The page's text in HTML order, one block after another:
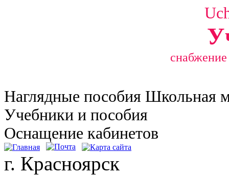
Наглядные пособия Школьная
Учебники и пособия
Оснащение кабинетов
г. Красноярск